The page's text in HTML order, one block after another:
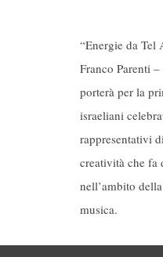
“Energie da Tel
Franco Parenti
porterà per la
israeliani
rappresentativi
creatività che fa
nell’ambito
musica.